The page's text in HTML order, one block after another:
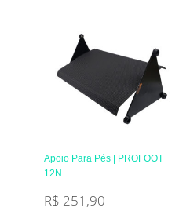
Apoio Para Pés | PROFOOT
12N
R$ 251,90